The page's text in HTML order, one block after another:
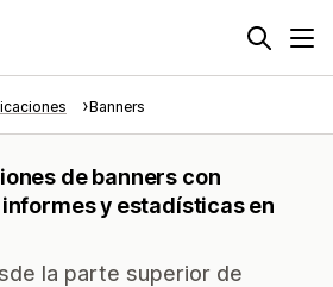
Banners
de banners con
y estadísticas en
la parte superior de